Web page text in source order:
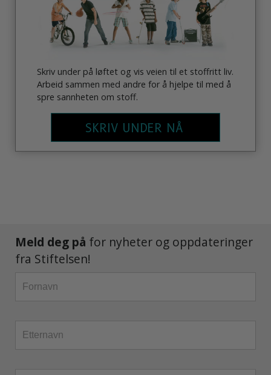
Skriv under på løftet og vis veien til et stoffritt liv.
Arbeid sammen med andre for å hjelpe til med å
spre sannheten om stoff.
SKRIV UNDER NÅ
Meld deg på for nyheter og oppdateringer
fra Stiftelsen!